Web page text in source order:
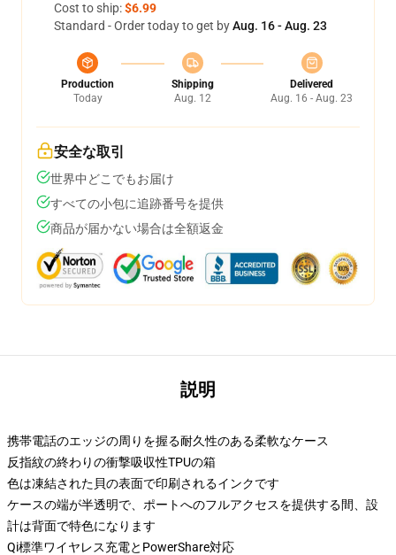
Cost to ship:$6.99
Standard - Order today to get byAug. 16 - Aug. 23
Production
Today
Shipping
Aug. 12
Delivered
Aug. 16 - Aug. 23
安全な取引
世界中どこでもお届け
すべての小包に追跡番号を提供
商品が届かない場合は全額返金
説明
携帯電話のエッジの周りを握る耐久性のある柔軟なケース
反指紋の終わりの衝撃吸収性TPUの箱
色は凍結された貝の表面で印刷されるインクです
ケースの端が半透明で、ポートへのフルアクセスを提供する間、設
計は背面で特色になります
Qi標準ワイヤレス充電とPowerShare対応